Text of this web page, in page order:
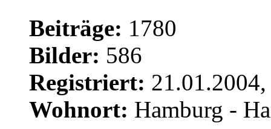
Beiträge: 1780
Bilder: 586
Registriert:
Wohnort: Hamburg -